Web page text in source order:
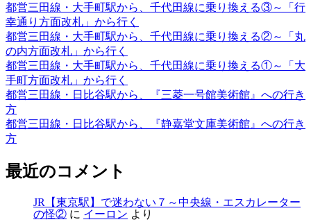
都営三田線・大手町駅から、千代田線に乗り換える③～「行
幸通り方面改札」から行く
都営三田線・大手町駅から、千代田線に乗り換える②～「丸
の内方面改札」から行く
都営三田線・大手町駅から、千代田線に乗り換える①～「大
手町方面改札」から行く
都営三田線・日比谷駅から、『三菱一号館美術館』への行き
方
都営三田線・日比谷駅から、『静嘉堂文庫美術館』への行き
方
最近のコメント
JR【東京駅】で迷わない７～中央線・エスカレーター
の怪② に イーロン より